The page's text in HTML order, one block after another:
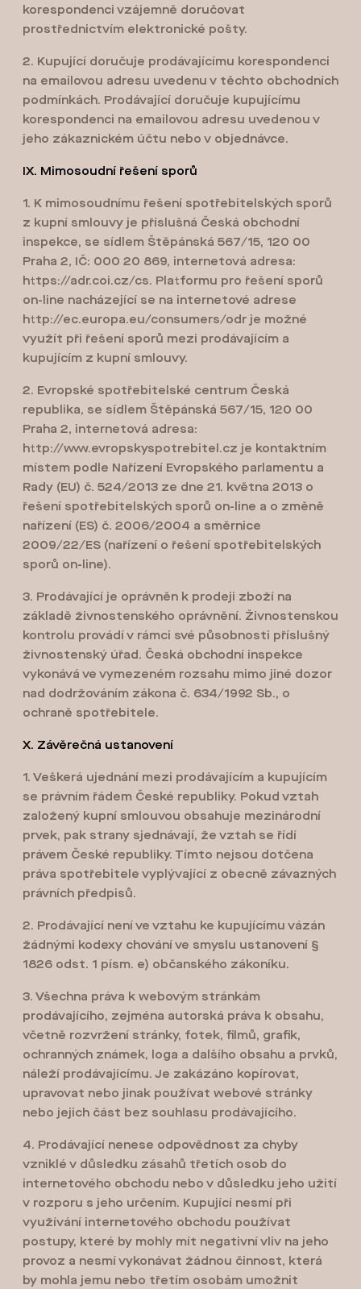
korespondenci vzájemně doručovat
prostřednictvím elektronické pošty.
2. Kupující doručuje prodávajícímu korespondenci
na emailovou adresu uvedenu v těchto obchodních
podmínkách. Prodávající doručuje kupujícímu
korespondenci na emailovou adresu uvedenou v
jeho zákaznickém účtu nebo v objednávce.
IX. Mimosoudní řešení sporů
1. K mimosoudnímu řešení spotřebitelských sporů
z kupní smlouvy je příslušná Česká obchodní
inspekce, se sídlem Štěpánská 567/15, 120 00
Praha 2, IČ: 000 20 869, internetová adresa:
https://adr.coi.cz/cs. Platformu pro řešení sporů
on-line nacházející se na internetové adrese
http://ec.europa.eu/consumers/odr je možné
využít při řešení sporů mezi prodávajícím a
kupujícím z kupní smlouvy.
2. Evropské spotřebitelské centrum Česká
republika, se sídlem Štěpánská 567/15, 120 00
Praha 2, internetová adresa:
http://www.evropskyspotrebitel.cz je kontaktním
místem podle Nařízení Evropského parlamentu a
Rady (EU) č. 524/2013 ze dne 21. května 2013 o
řešení spotřebitelských sporů on-line a o změně
nařízení (ES) č. 2006/2004 a směrnice
2009/22/ES (nařízení o řešení spotřebitelských
sporů on-line).
3. Prodávající je oprávněn k prodeji zboží na
základě živnostenského oprávnění. Živnostenskou
kontrolu provádí v rámci své působnosti příslušný
živnostenský úřad. Česká obchodní inspekce
vykonává ve vymezeném rozsahu mimo jiné dozor
nad dodržováním zákona č. 634/1992 Sb., o
ochraně spotřebitele.
X. Závěrečná ustanovení
1. Veškerá ujednání mezi prodávajícím a kupujícím
se právním řádem České republiky. Pokud vztah
založený kupní smlouvou obsahuje mezinárodní
prvek, pak strany sjednávají, že vztah se řídí
právem České republiky. Tímto nejsou dotčena
práva spotřebitele vyplývající z obecně závazných
právních předpisů.
2. Prodávající není ve vztahu ke kupujícímu vázán
žádnými kodexy chování ve smyslu ustanovení §
1826 odst. 1 písm. e) občanského zákoníku.
3. Všechna práva k webovým stránkám
prodávajícího, zejména autorská práva k obsahu,
včetně rozvržení stránky, fotek, filmů, grafik,
ochranných známek, loga a dalšího obsahu a prvků,
náleží prodávajícímu. Je zakázáno kopírovat,
upravovat nebo jinak používat webové stránky
nebo jejich část bez souhlasu prodávajícího.
4. Prodávající nenese odpovědnost za chyby
vzniklé v důsledku zásahů třetích osob do
internetového obchodu nebo v důsledku jeho užití
v rozporu s jeho určením. Kupující nesmí při
využívání internetového obchodu používat
postupy, které by mohly mít negativní vliv na jeho
provoz a nesmí vykonávat žádnou činnost, která
by mohla jemu nebo třetím osobám umožnit